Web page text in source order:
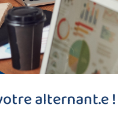
alternant.e !